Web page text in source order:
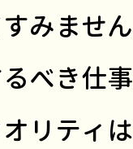
みませ
べき仕
リティ